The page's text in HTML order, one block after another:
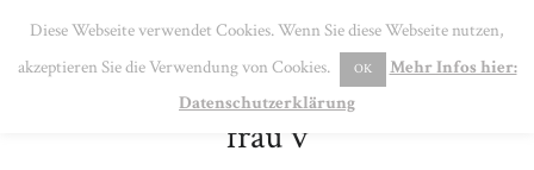
MENU
frau v
Diese Webseite verwendet Cookies. Wenn Sie diese Webseite nutzen,
akzeptieren Sie die Verwendung von Cookies.
OK
Mehr Infos hier:
Datenschutzerklärung